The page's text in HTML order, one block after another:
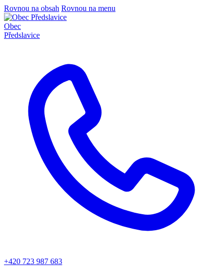
Rovnou na obsah Rovnou na menu
Obec
Předslavice
+420 723 987 683